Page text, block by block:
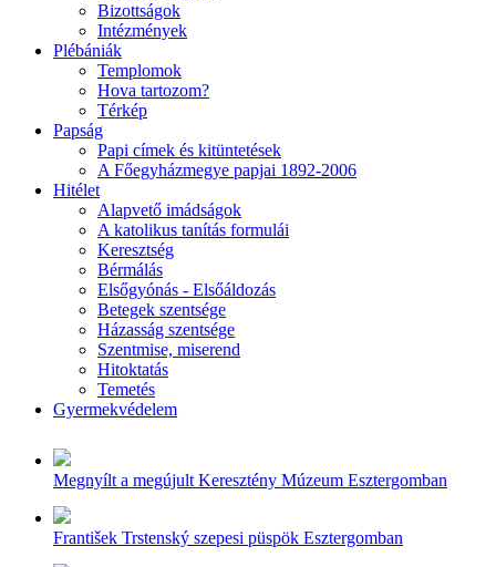
Bizottságok
Intézmények
Plébániák
Templomok
Hova tartozom?
Térkép
Papság
Papi címek és kitüntetések
A Főegyházmegye papjai 1892-2006
Hitélet
Alapvető imádságok
A katolikus tanítás formulái
Keresztség
Bérmálás
Elsőgyónás - Elsőáldozás
Betegek szentsége
Házasság szentsége
Szentmise, miserend
Hitoktatás
Temetés
Gyermekvédelem
Megnyílt a megújult Keresztény Múzeum Esztergomban
František Trstenský szepesi püspök Esztergomban